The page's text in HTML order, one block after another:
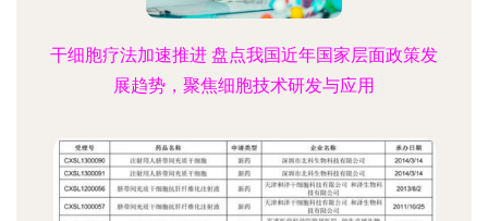
干细胞疗法加速推进 盘点我国近年国家层面政策发
展趋势，聚焦细胞技术研发与应用